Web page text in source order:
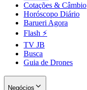
Cotações & Câmbio
Horóscopo Diário
Barueri Agora
Flash ⚡
TV JB
Busca
Guia de Drones
Negócios